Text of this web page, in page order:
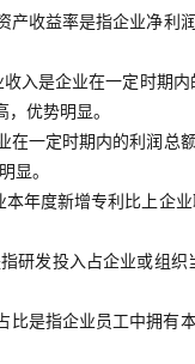
产收益率是指企业净利
收入是企业在一定时期
优势明显。
在一定时期内的利润总
显。
本年度新增专利比上企
研发投入占企业或组
比是指企业员工中拥有